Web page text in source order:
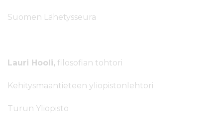
Suomen Lähetysseura
Lauri Hooli, filosofian tohtori
Kehitysmaantieteen yliopistonlehtori
Turun Yliopisto